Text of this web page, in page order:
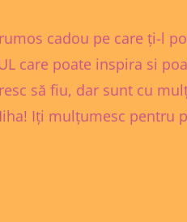
cadou pe care ți-l
care poate inspira si
să fiu, dar sunt cu
Iți mulțumesc pentru